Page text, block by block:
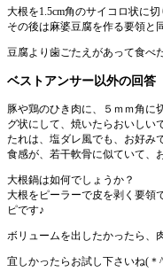
大根を1.5cm角のサイコロ状に切
その後は麻婆豆腐を作る要領と
豆腐より歯ごたえがあって食べ
ベストアンサー以外の回答
豚や鶏のひき肉に、５ｍｍ角に
グ状にして、焼いたらおいしい
たれは、塩ダレ風でも、お好みで
食感が、若干軟骨に似ていて、
大根鍋は如何でしょうか？
大根をピーラーで皮を剥く要領
ピです♪
ボリュームを出したかったら、
宜しかったらお試し下さいね(＊